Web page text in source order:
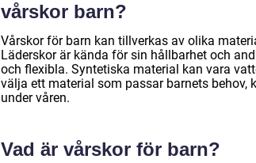
vårskor barn?
Vårskor för barn kan tillverkas av olika
Läderskor är kända för sin hållbarhet och
och flexibla. Syntetiska material kan vara
välja ett material som passar barnets
under våren.
Vad är vårskor för barn?